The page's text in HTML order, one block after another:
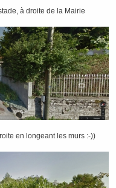
à droite de la Mairie
en longeant les murs :-))